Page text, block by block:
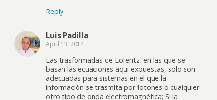
Reply
Luis Padilla
April 13, 2014
Las trasformadas de Lorentz, en las que se
basan las ecuaciones aqui expuestas, solo son
adecuadas para sistemas en el que la
información se trasmita por fotones o cualquier
otro tipo de onda electromagnética; Si la